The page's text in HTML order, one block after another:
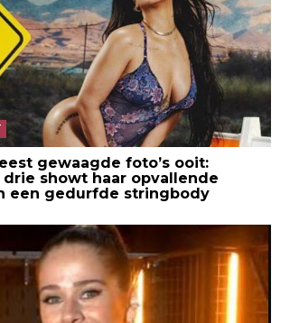
gewaagde foto’s ooit:
showt haar opvallende
een gedurfde stringbody